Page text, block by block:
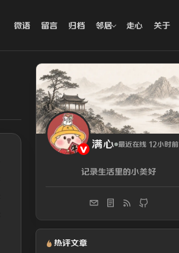
微语 留言 归档 邻居 走心 关于
满心 最近在线 12小时前
记录生活里的小美好
热评文章